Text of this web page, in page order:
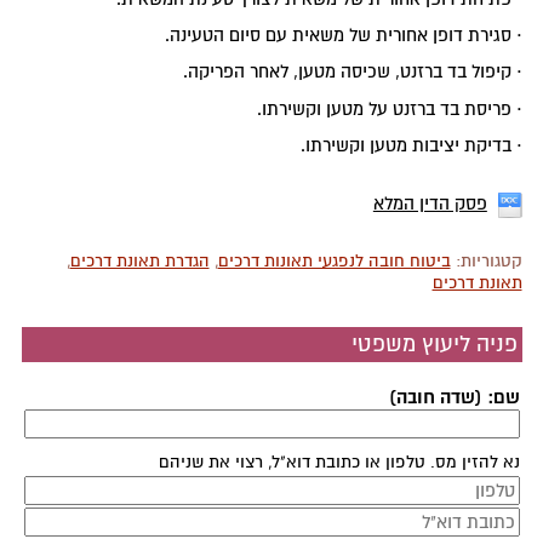
· סגירת דופן אחורית של משאית עם סיום הטעינה.
· קיפול בד ברזנט, שכיסה מטען, לאחר הפריקה.
· פריסת בד ברזנט על מטען וקשירתו.
· בדיקת יציבות מטען וקשירתו.
פסק הדין המלא
קטגוריות:ביטוח חובה לנפגעי תאונות דרכים, הגדרת תאונת דרכים,
תאונת דרכים
פניה ליעוץ משפטי
שם: (שדה חובה)
נא להזין מס. טלפון או כתובת דוא"ל, רצוי את שניהם